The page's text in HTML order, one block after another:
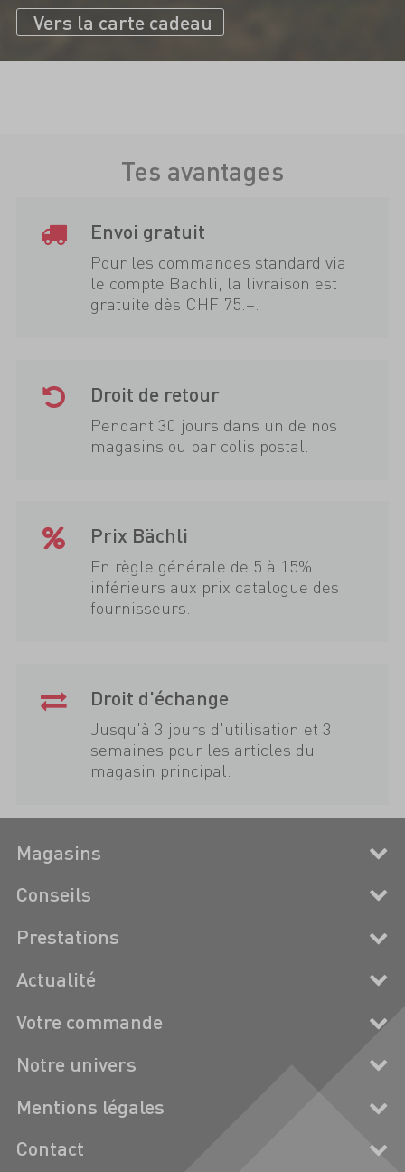
Vers la carte cadeau
Tes avantages
Envoi gratuit
Pour les commandes standard via
le compte Bächli, la livraison est
gratuite dès CHF 75.–.
Droit de retour
Pendant 30 jours dans un de nos
magasins ou par colis postal.
Prix Bächli
En règle générale de 5 à 15%
inférieurs aux prix catalogue des
fournisseurs.
Droit d'échange
Jusqu'à 3 jours d'utilisation et 3
semaines pour les articles du
magasin principal.
Magasins
Conseils
Prestations
Actualité
Votre commande
Notre univers
Mentions légales
Contact